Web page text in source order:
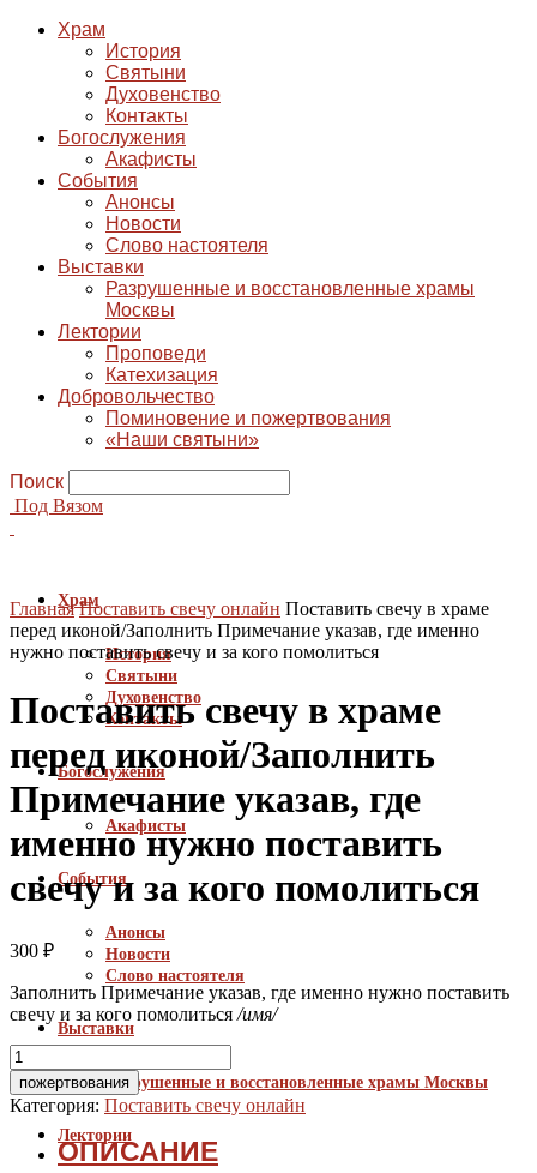
Храм
История
Святыни
Духовенство
Контакты
Богослужения
Акафисты
События
Анонсы
Новости
Слово настоятеля
Выставки
Разрушенные и восстановленные храмы
Москвы
Лектории
Проповеди
Катехизация
Добровольчество
Поминовение и пожертвования
«Наши святыни»
Поиск
Под Вязом
Храм
История
Святыни
Духовенство
Контакты
Богослужения
Акафисты
События
Анонсы
Новости
Слово настоятеля
Выставки
Разрушенные и восстановленные храмы Москвы
Лектории
Главная Поставить свечу онлайн Поставить свечу в храме
перед иконой/Заполнить Примечание указав, где именно
нужно поставить свечу и за кого помолиться
Поставить свечу в храме
перед иконой/Заполнить
Примечание указав, где
именно нужно поставить
свечу и за кого помолиться
300 ₽
Заполнить Примечание указав, где именно нужно поставить
свечу и за кого помолиться /имя/
Количество
товара
Поставить
свечу
храме
пожертвования
Категория: Поставить свечу онлайн
ОПИСАНИЕ